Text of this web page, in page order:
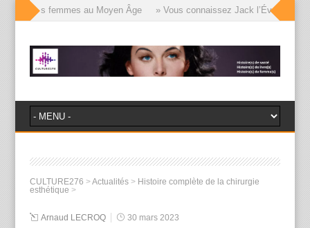
des femmes au Moyen Âge » Vous connaissez Jack l’Éventreur,
CULTURE276 >Actualités> Histoire complète de la chirurgie
esthétique >
Arnaud LECROQ 30 mars 2023